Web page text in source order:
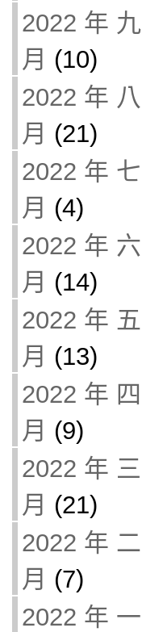
2022 年 九
月 (10)
2022 年 八
月 (21)
2022 年 七
月 (4)
2022 年 六
月 (14)
2022 年 五
月 (13)
2022 年 四
月 (9)
2022 年 三
月 (21)
2022 年 二
月 (7)
2022 年 一